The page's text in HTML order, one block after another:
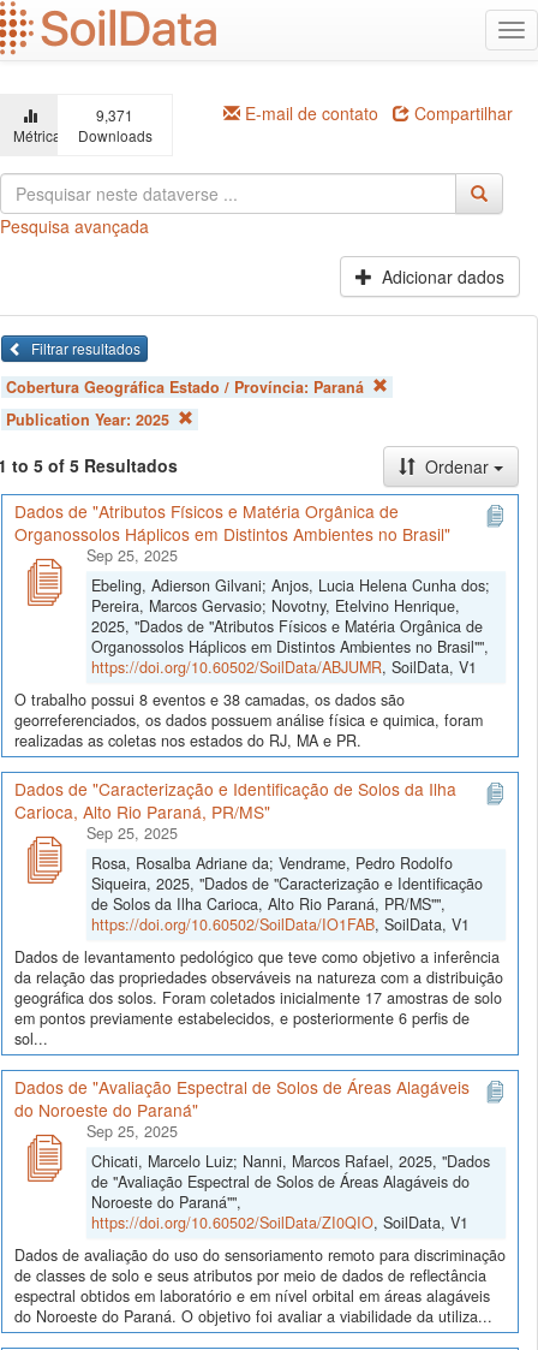
Ir
para
o
principal
Métricas
9,371
Downloads
E-mail de contato Compartilhar
Pesquisa avançada
Adicionar dados
Filtrar resultados
Cobertura Geográfica Estado / Província: Paraná
Publication Year: 2025
to 5 of 5 Resultados
Ordenar
Dados de "Atributos Físicos e Matéria Orgânica de
Organossolos Háplicos em Distintos Ambientes no Brasil"
Sep 25, 2025
Ebeling, Adierson Gilvani; Anjos, Lucia Helena Cunha dos;
Pereira, Marcos Gervasio; Novotny, Etelvino Henrique,
2025, "Dados de "Atributos Físicos e Matéria Orgânica de
Organossolos Háplicos em Distintos Ambientes no Brasil"",
https://doi.org/10.60502/SoilData/ABJUMR, SoilData, V1
O trabalho possui 8 eventos e 38 camadas, os dados são
georreferenciados, os dados possuem análise física e quimica, foram
realizadas as coletas nos estados do RJ, MA e PR.
Dados de "Caracterização e Identificação de Solos da Ilha
Carioca, Alto Rio Paraná, PR/MS"
Sep 25, 2025
Rosa, Rosalba Adriane da; Vendrame, Pedro Rodolfo
Siqueira, 2025, "Dados de "Caracterização e Identificação
de Solos da Ilha Carioca, Alto Rio Paraná, PR/MS"",
https://doi.org/10.60502/SoilData/IO1FAB, SoilData, V1
Dados de levantamento pedológico que teve como objetivo a inferência
da relação das propriedades observáveis na natureza com a distribuição
geográfica dos solos. Foram coletados inicialmente 17 amostras de solo
em pontos previamente estabelecidos, e posteriormente 6 perfis de
sol...
Dados de "Avaliação Espectral de Solos de Áreas Alagáveis
do Noroeste do Paraná"
Sep 25, 2025
Chicati, Marcelo Luiz; Nanni, Marcos Rafael, 2025, "Dados
de "Avaliação Espectral de Solos de Áreas Alagáveis do
Noroeste do Paraná"",
https://doi.org/10.60502/SoilData/ZI0QIO, SoilData, V1
Dados de avaliação do uso do sensoriamento remoto para discriminação
de classes de solo e seus atributos por meio de dados de reflectância
espectral obtidos em laboratório e em nível orbital em áreas alagáveis
do Noroeste do Paraná. O objetivo foi avaliar a viabilidade da utiliza...